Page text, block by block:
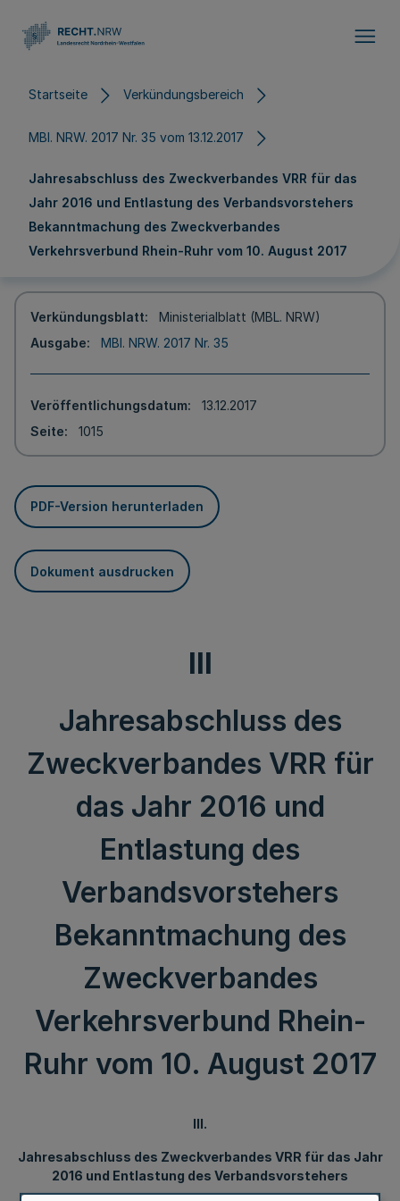
Startseite Verkündungsbereich
MBl. NRW. 2017 Nr. 35 vom 13.12.2017
Jahresabschluss des Zweckverbandes VRR für das
Jahr 2016 und Entlastung des Verbandsvorstehers
Bekanntmachung des Zweckverbandes
Verkehrsverbund Rhein-Ruhr vom 10. August 2017
Verkündungsblatt
Ministerialblatt (MBL. NRW)
Ausgabe
MBl. NRW. 2017 Nr. 35
Veröffentlichungsdatum
13.12.2017
Seite
1015
PDF-Version herunterladen
Dokument ausdrucken
III
Jahresabschluss des
Zweckverbandes VRR für
das Jahr 2016 und
Entlastung des
Verbandsvorstehers
Bekanntmachung des
Zweckverbandes
Verkehrsverbund Rhein-
Ruhr vom 10. August 2017
III.
Jahresabschluss des Zweckverbandes VRR für das Jahr
2016 und Entlastung des Verbandsvorstehers